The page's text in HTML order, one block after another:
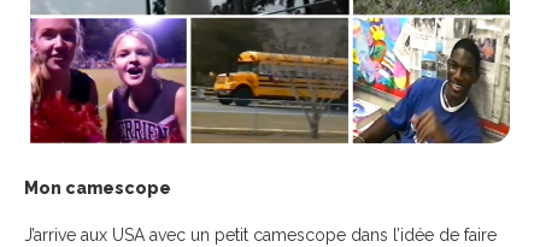
Mon camescope
J’arrive aux USA avec un petit camescope dans l’idée de faire